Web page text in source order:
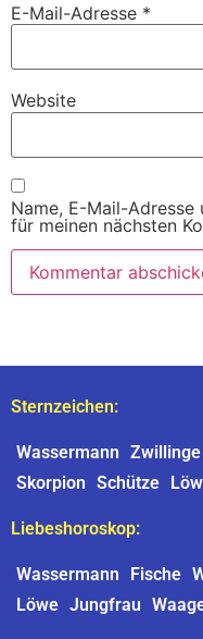
E-Mail-Adresse *
Website
Name, E-Mail-
für meinen nächsten
Sternzeichen:
Wassermann Zwillinge
Skorpion Schütze
Liebeshoroskop:
Wassermann Fische
Löwe Jungfrau